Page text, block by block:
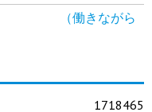
度 （働きながら
1718465